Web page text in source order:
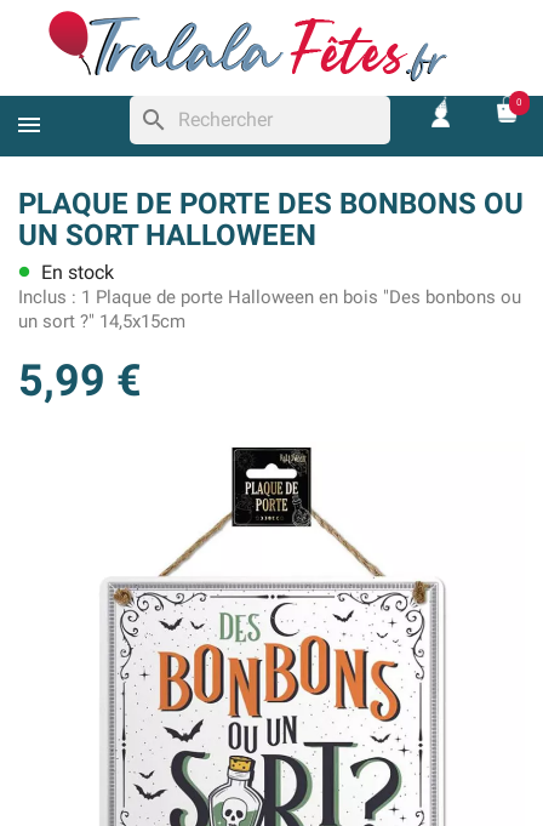
search
0
PLAQUE DE PORTE DES BONBONS OU
UN SORT HALLOWEEN
lens En stock
Inclus : 1 Plaque de porte Halloween en bois "Des bonbons ou
un sort ?" 14,5x15cm
5,99 €